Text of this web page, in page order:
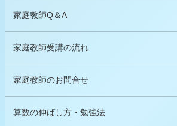
家庭教師Q＆A
家庭教師受講の流れ
家庭教師のお問合せ
算数の伸ばし方・勉強法